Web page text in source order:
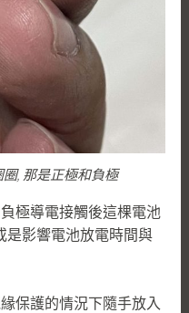
, 那是正極和負極
極導電接觸後這棵電池
是影響電池放電時間與
保護的情況下隨手放入